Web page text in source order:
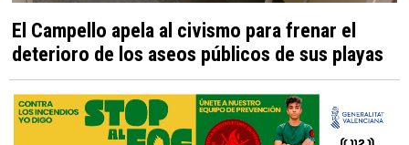
El Campello apela al civismo para frenar el
deterioro de los aseos públicos de sus playas